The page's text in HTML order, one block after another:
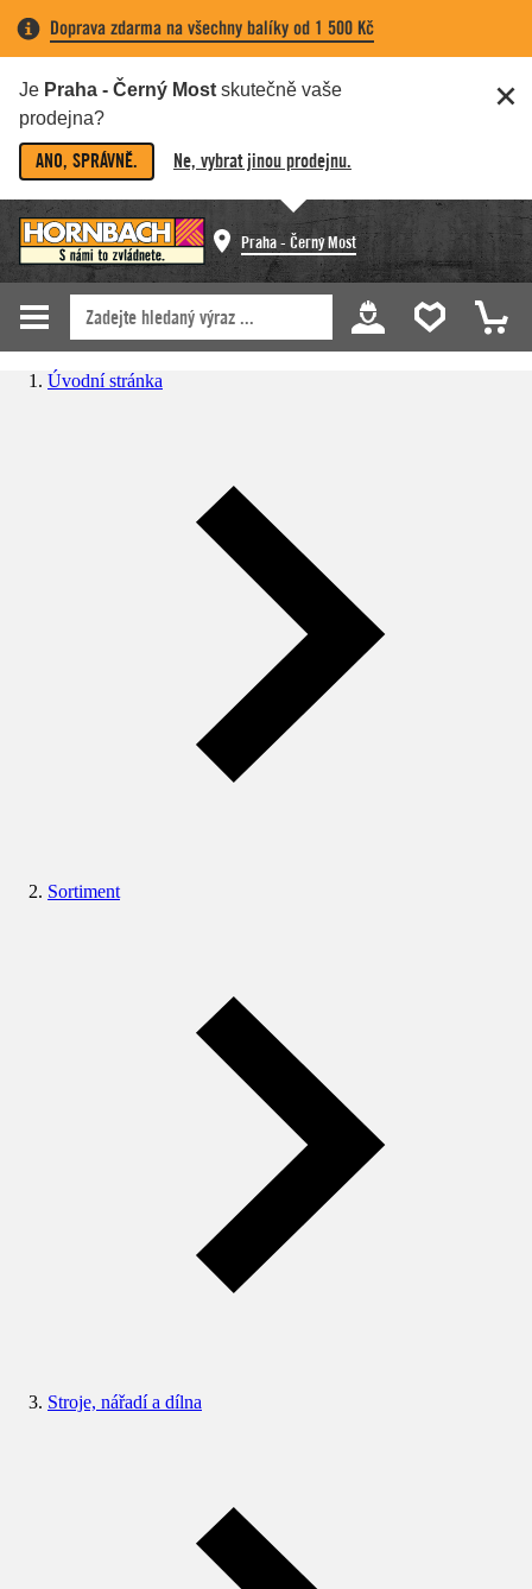
Doprava zdarma na všechny balíky od 1 500 Kč
Je Praha - Černý Most skutečně vaše
prodejna?
ANO, SPRÁVNĚ. Ne, vybrat jinou prodejnu.
Praha - Černý Most
Úvodní stránka
Sortiment
Stroje, nářadí a dílna